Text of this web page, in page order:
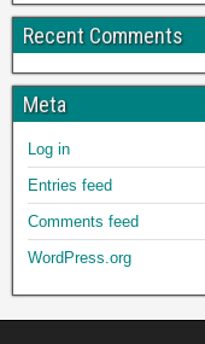
Recent Comments
Meta
Log in
Entries feed
Comments feed
WordPress.org